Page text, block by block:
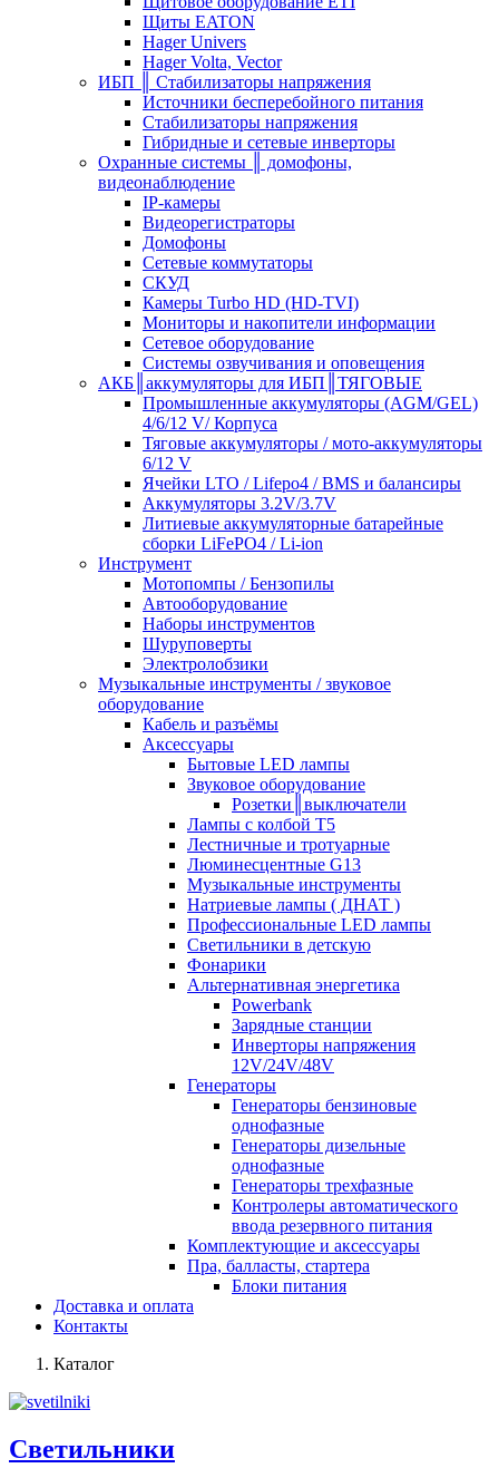
Щиты EATON
Hager Univers
Hager Volta, Vector
ИБП ║ Стабилизаторы напряжения
Источники бесперебойного питания
Стабилизаторы напряжения
Гибридные и сетевые инверторы
Охранные системы ║ домофоны,
видеонаблюдение
IP-камеры
Видеорегистраторы
Домофоны
Сетевые коммутаторы
СКУД
Камеры Turbo HD (HD-TVI)
Мониторы и накопители информации
Сетевое оборудование
Системы озвучивания и оповещения
АКБ║аккумуляторы для ИБП║ТЯГОВЫЕ
Промышленные аккумуляторы (AGM/GEL)
4/6/12 V/ Корпуса
Тяговые аккумуляторы / мото-аккумуляторы
6/12 V
Ячейки LTO / Lifepo4 / BMS и балансиры
Аккумуляторы 3.2V/3.7V
Литиевые аккумуляторные батарейные
сборки LiFePO4 / Li-ion
Инструмент
Мотопомпы / Бензопилы
Автооборудование
Наборы инструментов
Шуруповерты
Электролобзики
Музыкальные инструменты / звуковое
оборудование
Кабель и разъёмы
Аксессуары
Бытовые LED лампы
Звуковое оборудование
Розетки║выключатели
Лампы с колбой Т5
Лестничные и тротуарные
Люминесцентные G13
Музыкальные инструменты
Натриевые лампы ( ДНАТ )
Профессиональные LED лампы
Светильники в детскую
Фонарики
Альтернативная энергетика
Powerbank
Зарядные станции
Инверторы напряжения
12V/24V/48V
Генераторы
Генераторы бензиновые
однофазные
Генераторы дизельные
однофазные
Генераторы трехфазные
Контролеры автоматического
ввода резервного питания
Комплектующие и аксессуары
Пра, балласты, стартера
Блоки питания
Доставка и оплата
Контакты
Каталог
Светильники